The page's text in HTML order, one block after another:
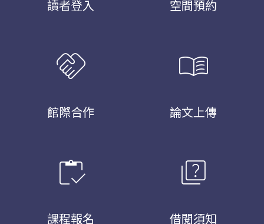
讀者登入 空間預約
handshake
館際合作
menu_book
論文上傳
inventory
課程報名
quiz
借閱須知